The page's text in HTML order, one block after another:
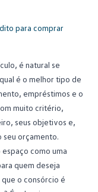
para comprar
é natural se
é o melhor tipo de
empréstimos e o
muito critério,
seus objetivos e,
seu orçamento.
como uma
quem deseja
que o consórcio é